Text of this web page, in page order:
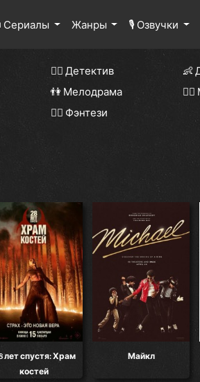
Сериалы Жанры 🎙 Озвучки
🕵️‍♂️ Детектив 👶
👫 Мелодрама
🧝‍♂️ Фэнтези
лет спустя: Храм
костей
Майкл